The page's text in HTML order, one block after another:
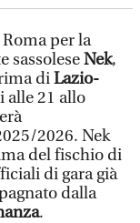
per la
sassoleseNek,
diLazio-
alle 21 allo
2026. Nek
del fischio di
di gara già
dalla
.